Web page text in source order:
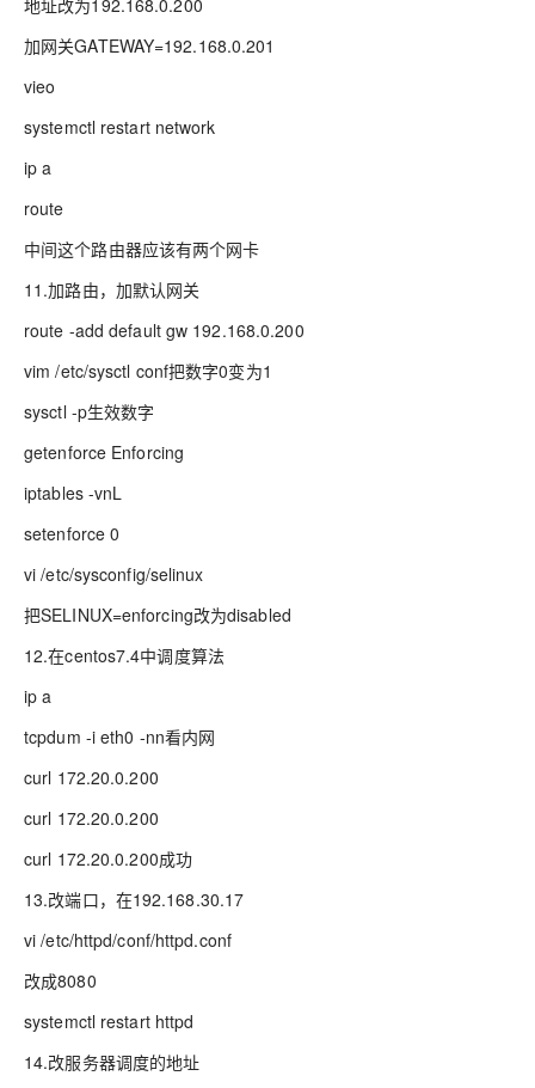
加网关GATEWAY=192.168.0.201
vieo
systemctl restart network
ip a
route
中间这个路由器应该有两个网卡
11.加路由，加默认网关
route -add default gw 192.168.0.200
vim /etc/sysctl conf把数字0变为1
sysctl -p生效数字
getenforce Enforcing
iptables -vnL
setenforce 0
vi /etc/sysconfig/selinux
把SELINUX=enforcing改为disabled
12.在centos7.4中调度算法
ip a
tcpdum -i eth0 -nn看内网
curl 172.20.0.200
curl 172.20.0.200
curl 172.20.0.200成功
13.改端口，在192.168.30.17
vi /etc/httpd/conf/httpd.conf
改成8080
systemctl restart httpd
14.改服务器调度的地址